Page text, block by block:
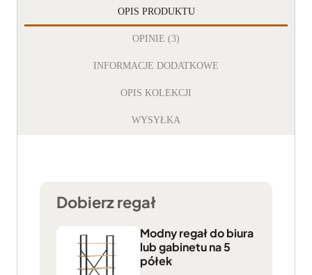
OPIS PRODUKTU
OPINIE (3)
INFORMACJE DODATKOWE
OPIS KOLEKCJI
WYSYŁKA
Dobierz regał
Modny regał do biura
lub gabinetu na 5
półek